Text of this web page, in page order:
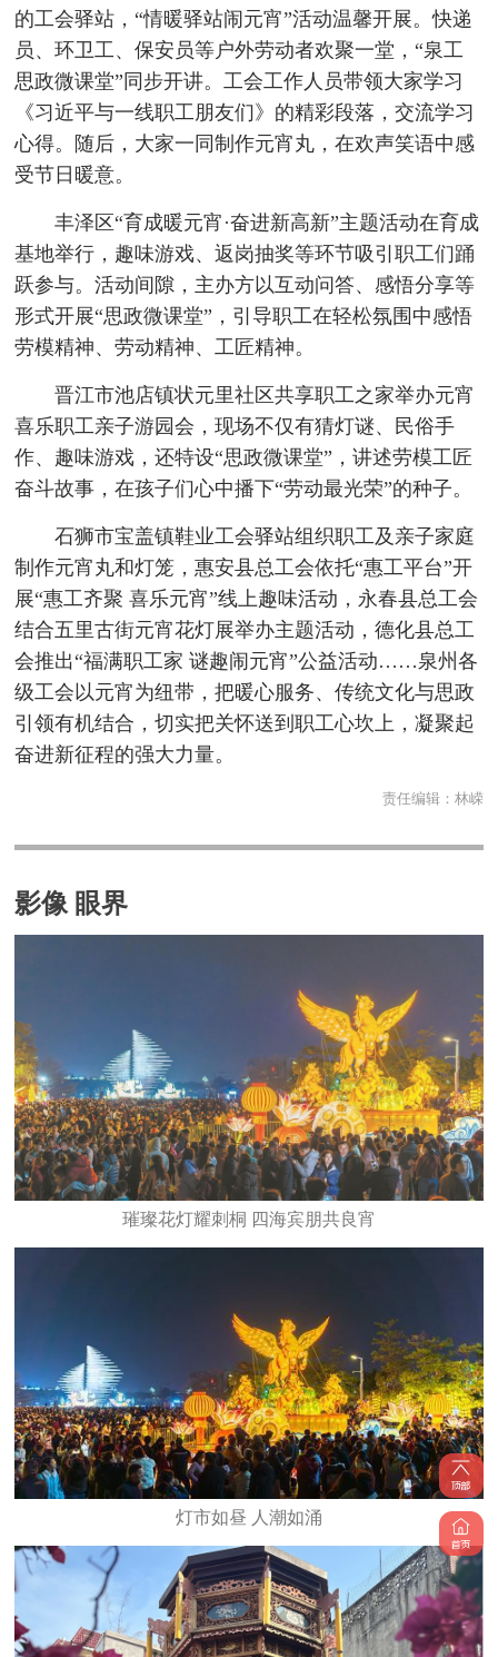
的工会驿站，“情暖驿站闹元宵”活动温馨开展。快递
员、环卫工、保安员等户外劳动者欢聚一堂，“泉工
思政微课堂”同步开讲。工会工作人员带领大家学习
《习近平与一线职工朋友们》的精彩段落，交流学习
心得。随后，大家一同制作元宵丸，在欢声笑语中感
受节日暖意。
丰泽区“育成暖元宵·奋进新高新”主题活动在育成
基地举行，趣味游戏、返岗抽奖等环节吸引职工们踊
跃参与。活动间隙，主办方以互动问答、感悟分享等
形式开展“思政微课堂”，引导职工在轻松氛围中感悟
劳模精神、劳动精神、工匠精神。
晋江市池店镇状元里社区共享职工之家举办元宵
喜乐职工亲子游园会，现场不仅有猜灯谜、民俗手
作、趣味游戏，还特设“思政微课堂”，讲述劳模工匠
奋斗故事，在孩子们心中播下“劳动最光荣”的种子。
石狮市宝盖镇鞋业工会驿站组织职工及亲子家庭
制作元宵丸和灯笼，惠安县总工会依托“惠工平台”开
展“惠工齐聚 喜乐元宵”线上趣味活动，永春县总工会
结合五里古街元宵花灯展举办主题活动，德化县总工
会推出“福满职工家 谜趣闹元宵”公益活动……泉州各
级工会以元宵为纽带，把暖心服务、传统文化与思政
引领有机结合，切实把关怀送到职工心坎上，凝聚起
奋进新征程的强大力量。
责任编辑： 林嵘
影像 眼界
璀璨花灯耀刺桐 四海宾朋共良宵
灯市如昼 人潮如涌